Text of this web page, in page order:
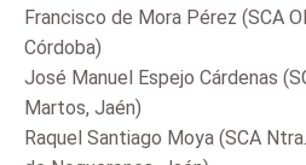
Francisco de Mora Pérez (SCA
Córdoba)
José Manuel Espejo Cárdenas
Martos, Jaén)
Raquel Santiago Moya (SCA